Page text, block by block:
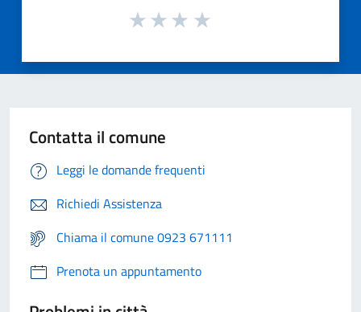
Contatta il comune
Leggi le domande frequenti
Richiedi Assistenza
Chiama il comune 0923 671111
Prenota un appuntamento